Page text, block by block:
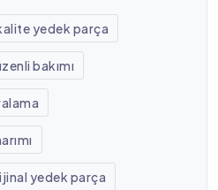
yedek parça
bakımı
yedek parça